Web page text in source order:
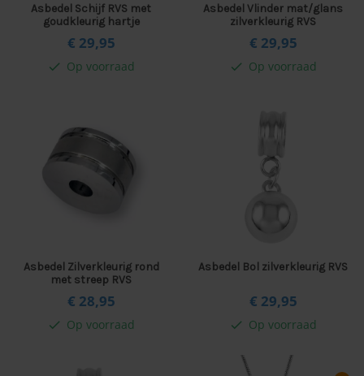
Asbedel Schijf RVS met
goudkleurig hartje
€ 29,95
check Op voorraad
Asbedel Vlinder mat/glans
zilverkleurig RVS
€ 29,95
check Op voorraad
Asbedel Zilverkleurig rond
met streep RVS
€ 28,95
check Op voorraad
Asbedel Bol zilverkleurig RVS
€ 29,95
check Op voorraad